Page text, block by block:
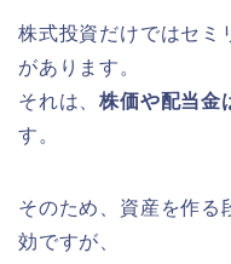
株式投資だけではセミ
があります。
それは、株価や配当金
す。
そのため、資産を作る
効ですが、